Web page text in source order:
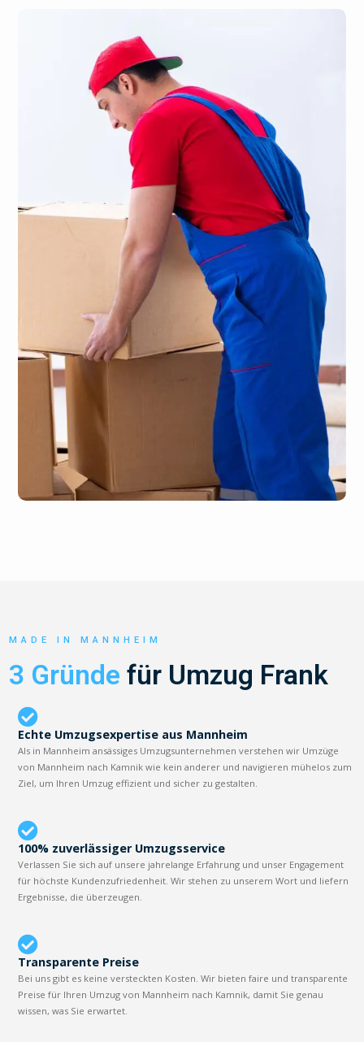
MADE IN MANNHEIM
3 Gründe für Umzug Frank
Echte Umzugsexpertise aus Mannheim
Als in Mannheim ansässiges Umzugsunternehmen verstehen wir Umzüge
von Mannheim nach Kamnik wie kein anderer und navigieren mühelos zum
Ziel, um Ihren Umzug effizient und sicher zu gestalten.
100% zuverlässiger Umzugsservice
Verlassen Sie sich auf unsere jahrelange Erfahrung und unser Engagement
für höchste Kundenzufriedenheit. Wir stehen zu unserem Wort und liefern
Ergebnisse, die überzeugen.
Transparente Preise
Bei uns gibt es keine versteckten Kosten. Wir bieten faire und transparente
Preise für Ihren Umzug von Mannheim nach Kamnik, damit Sie genau
wissen, was Sie erwartet.